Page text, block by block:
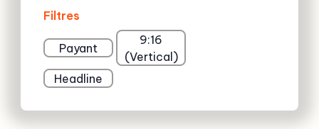
Filtres
Payant
9:16
(Vertical)
Headline